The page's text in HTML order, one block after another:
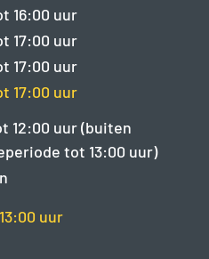
16:00 uur
17:00 uur
17:00 uur
17:00 uur
12:00 uur (buiten
tot 13:00 uur)
uur